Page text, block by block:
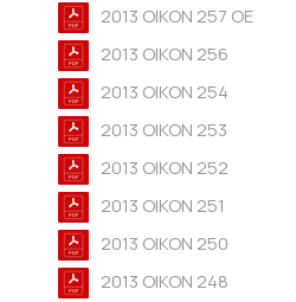
2013 OIKON 257 OE
2013 OIKON 256
2013 OIKON 254
2013 OIKON 253
2013 OIKON 252
2013 OIKON 251
2013 OIKON 250
2013 OIKON 248